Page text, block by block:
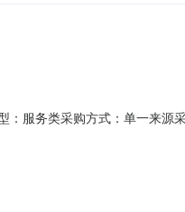
服务类采购方式：单一来源
采购控制价：24500.0评审办